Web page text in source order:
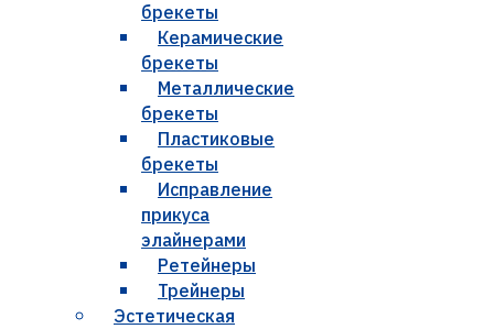
брекеты
Керамические
брекеты
Металлические
брекеты
Пластиковые
брекеты
Исправление
прикуса
элайнерами
Ретейнеры
Трейнеры
Эстетическая